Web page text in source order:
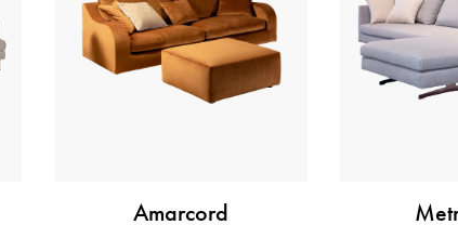
Amarcord